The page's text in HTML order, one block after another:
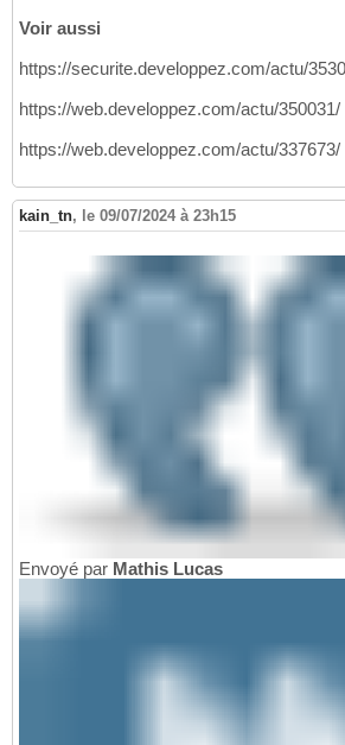
Voir aussi
https://securite.developpez.com/actu/
https://web.developpez.com/actu/350031/
https://web.developpez.com/actu/337673/
kain_tn, le 09/07/2024 à 23h15
Envoyé par Mathis Lucas